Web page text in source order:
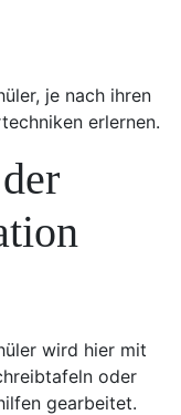
je nach ihren
erlernen.
wird hier mit
oder
gearbeitet.